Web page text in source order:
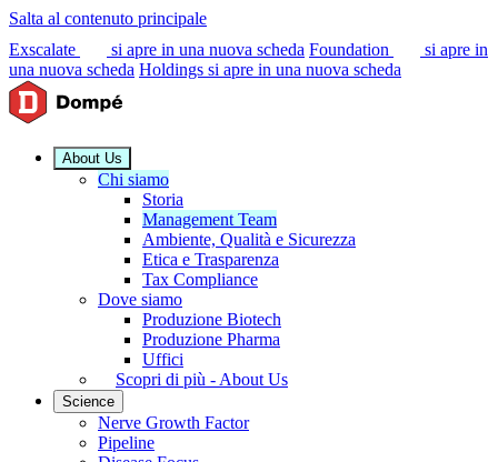
Salta al contenuto principale
Exscalate
si apre in una nuova scheda Foundation
si apre in
una nuova scheda Holdings si apre in una nuova scheda
About Us
Chi siamo
Storia
Management Team
Ambiente, Qualità e Sicurezza
Etica e Trasparenza
Tax Compliance
Dove siamo
Produzione Biotech
Produzione Pharma
Uffici
Scopri di più - About Us
Science
Nerve Growth Factor
Pipeline